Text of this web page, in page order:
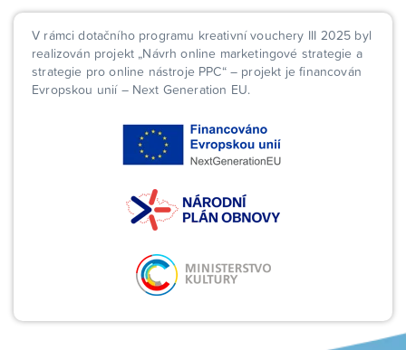
V rámci dotačního programu kreativní vouchery III 2025 byl
realizován projekt „Návrh online marketingové strategie a
strategie pro online nástroje PPC“ – projekt je financován
Evropskou unií – Next Generation EU.